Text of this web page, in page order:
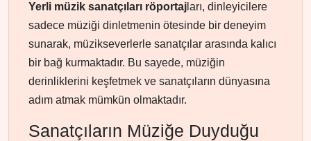
Yerli müzik sanatçıları röportaj ları, dinleyicilere
sadece müziği dinletmenin ötesinde bir deneyim
sunarak, müzikseverlerle sanatçılar arasında kalıcı
bir bağ kurmaktadır. Bu sayede, müziğin
derinliklerini keşfetmek ve sanatçıların dünyasına
adım atmak mümkün olmaktadır.
Sanatçıların Müziğe Duyduğu